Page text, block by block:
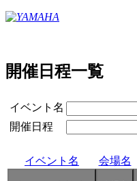
開催日程一覧
イベント名
開催日程
イベント名 会場名